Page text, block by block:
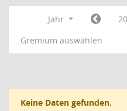
Jahr
Gremium auswählen
Keine Daten gefunden.